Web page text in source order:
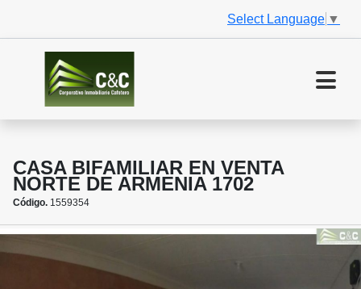
Select Language ▼
CASA BIFAMILIAR EN VENTA
NORTE DE ARMENIA 1702
Código. 1559354